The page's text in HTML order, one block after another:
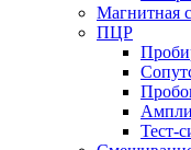
Магнитная
ПЦР
Тест-